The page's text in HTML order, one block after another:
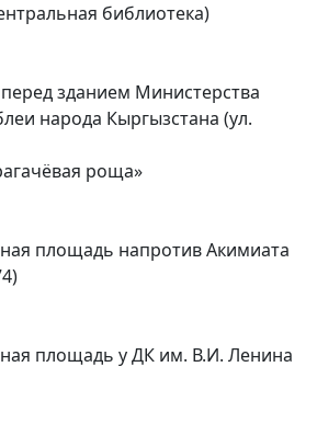
библиотека)
зданием Министерства
народа Кыргызстана (ул.
роща»
площадь напротив Акимиата
площадь у ДК им. В.И. Ленина